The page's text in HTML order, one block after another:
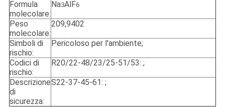
Formula
molecolare:
Na3AlF6
Peso
molecolare:
209,9402
Simboli di
rischio:
Pericoloso per l'ambiente;
Codici di
rischio:
R20/22-48/23/25-51/53: ;
Descrizione
di
sicurezza:
S22-37-45-61: ;